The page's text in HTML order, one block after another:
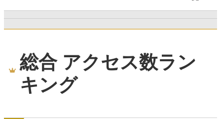
総合 アクセス数ラン
キング